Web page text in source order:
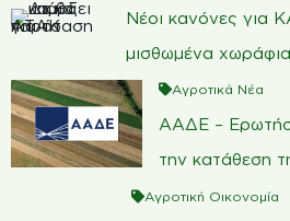
Νέοι κανόνες για
μισθωμένα χωράφια
Αγροτικά Νέα
ΑΑΔΕ –
την κατάθεση
Αγροτική Οικονομία